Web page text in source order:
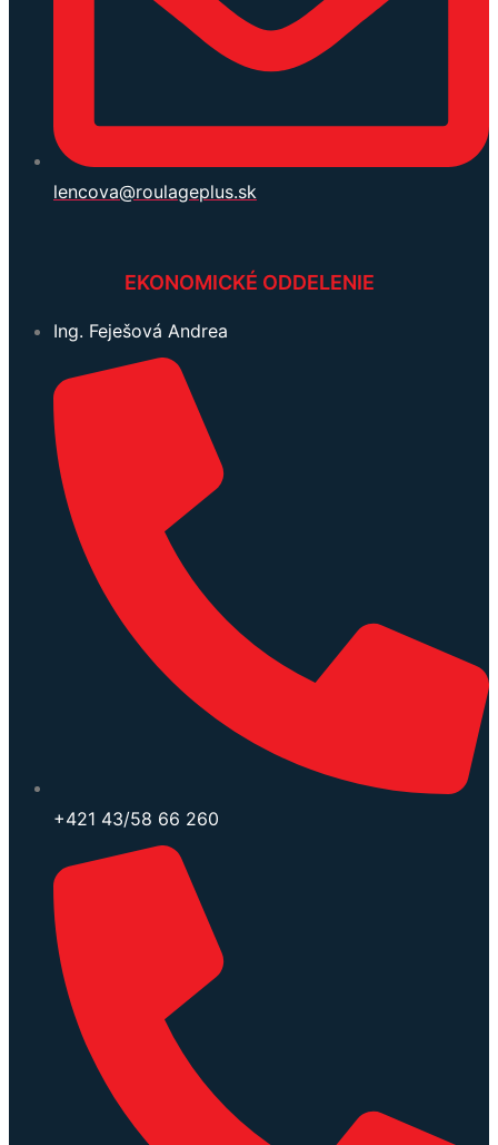
lencova@roulageplus.sk
EKONOMICKÉ ODDELENIE
Ing. Feješová Andrea
+421 43/58 66 260